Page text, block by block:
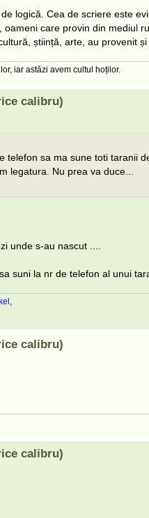
logică. Cea de scriere este
care provin din mediul
știință, arte, au provenit
iar astăzi avem cultul hoților.
calibru)
telefon sa ma sune toti taranii
legatura. Nu prea va duce...
unde s-au nascut ....
suni la nr de telefon al unui
calibru)
calibru)